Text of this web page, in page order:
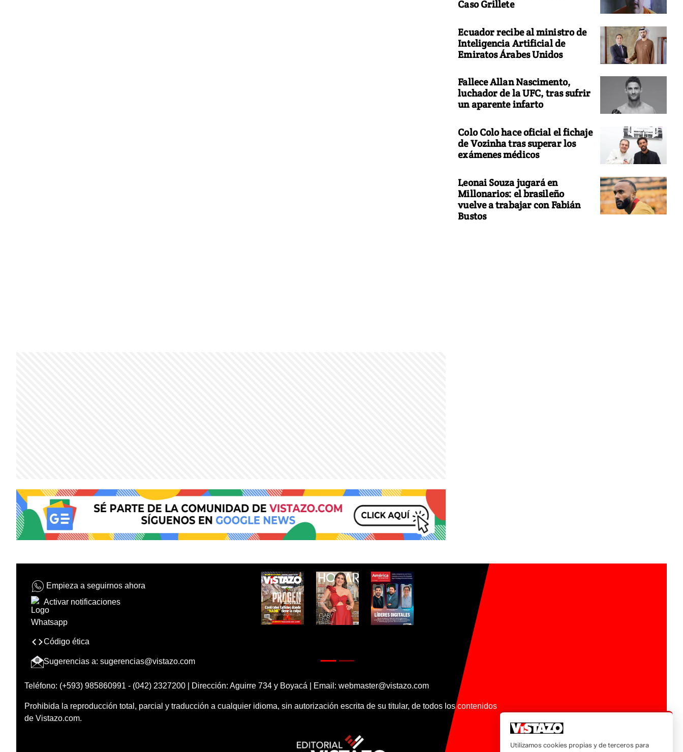
Caso Grillete
Ecuador recibe al ministro de
Inteligencia Artificial de
Emiratos Árabes Unidos
Fallece Allan Nascimento,
luchador de la UFC, tras sufrir
un aparente infarto
Colo Colo hace oficial el fichaje
de Vozinha tras superar los
exámenes médicos
Leonai Souza jugará en
Millonarios: el brasileño
vuelve a trabajar con Fabián
Bustos
Empieza a seguirnos ahora
Activar notificaciones
Código ética
Sugerencias a: sugerencias@vistazo.com
Teléfono: (+593) 985860991 - (042) 2327200 | Dirección: Aguirre 734 y Boyacá | Email: webmaster@vistazo.com
Prohibida la reproducción total, parcial y traducción a cualquier idioma, sin autorización escrita de su titular, de todos los contenidos
de Vistazo.com.
Utilizamos cookies propias y de terceros para